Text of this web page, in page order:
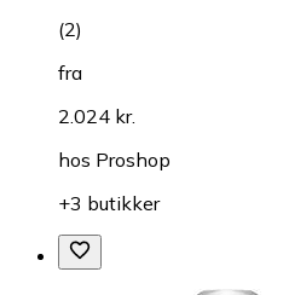
(2)
fra
2.024 kr.
hos Proshop
+3 butikker